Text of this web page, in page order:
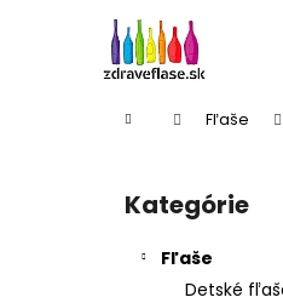
Domov Fľaše
Preskočiť
kategórie
Kategórie
Fľaše
Detské
Späť
Späť